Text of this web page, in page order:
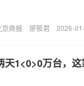
京商报 廖筱君 2026-
天1<0>0万台，